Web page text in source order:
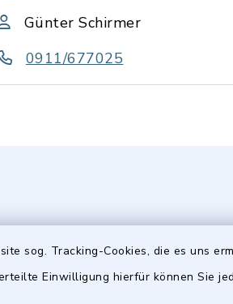
sog. Tracking-Cookies, die es uns
Einwilligung hierfür können Sie
Günter Schirmer
0911/677025